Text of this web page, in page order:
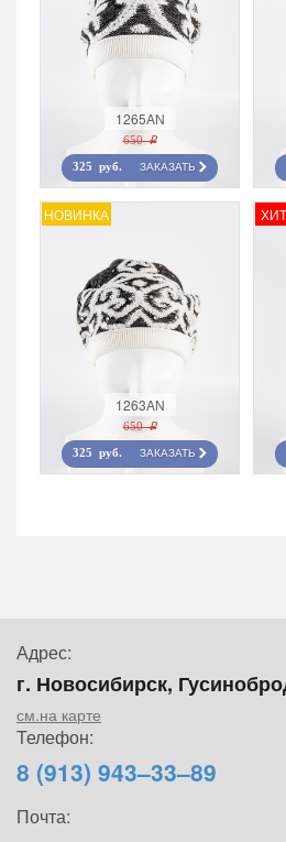
1265AN
650 r
325 руб. ЗАКАЗАТЬ
НОВИНКА
1263AN
650 r
325 руб. ЗАКАЗАТЬ
Адрес:
г. Новосибирск,
см.на карте
Телефон:
8 (913) 943–33–89
Почта: